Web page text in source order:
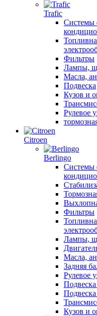
Trafic
Системы
Фильтры
Лампы,
Масла,
Подвеска
Кузов и
Рулевое
Citroen
Berlingo
Системы
Фильтры
Лампы,
Масла,
Задняя
Рулевое
Подвеска
Подвеска
Кузов и